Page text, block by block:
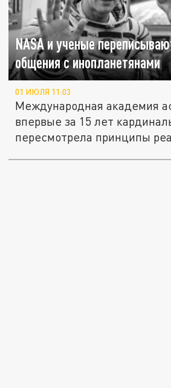
NASA и ученые
общения с инопланетянами
01 ИЮЛЯ 11:03
Международная академия
впервые за 15 лет
пересмотрела принципы